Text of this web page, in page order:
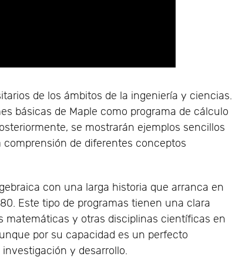
de los ámbitos de la ingeniería y ciencias.
básicas de Maple como programa de cálculo
se mostrarán ejemplos sencillos
comprensión de diferentes conceptos
con una larga historia que arranca en
Este tipo de programas tienen una clara
matemáticas y otras disciplinas científicas en
por su capacidad es un perfecto
y desarrollo.